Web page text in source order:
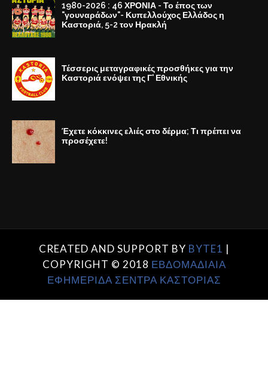
1980-2026 : 46 ΧΡΟΝΙΑ - Το έπος των
"γουναράδων"- Κυπελλούχος Ελλάδος η
Καστοριά, 5-2 τον Ηρακλή
Τέσσερις μεταγραφικές προσθήκες για την
Καστοριά ενόψει της Γ' Εθνικής
Έχετε κόκκινες ελιές στο δέρμα; Τι πρέπει να
προσέχετε!
CREATED AND SUPPORT BY BYTE1 |
COPYRIGHT © 2018 ΕΒΔΟΜΑΔΙΑΙΑ
ΕΦΗΜΕΡΙΔΑ ΣΕΝΤΡΑ ΚΑΣΤΟΡΙΑΣ